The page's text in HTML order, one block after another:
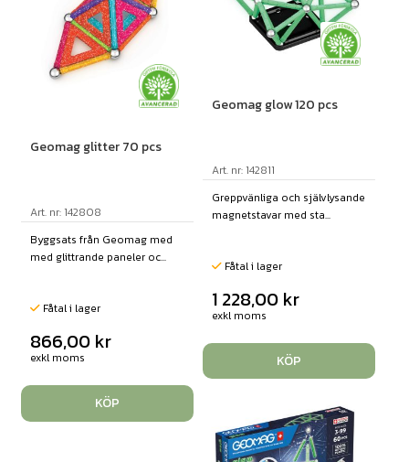
Geomag glitter 70 pcs
Art. nr: 142808
Byggsats från Geomag med
med glittrande paneler oc...
Fåtal i lager
866,00 kr
exkl moms
KÖP
Geomag glow 120 pcs
Art. nr: 142811
Greppvänliga och självlysande
magnetstavar med sta...
Fåtal i lager
1 228,00 kr
exkl moms
KÖP